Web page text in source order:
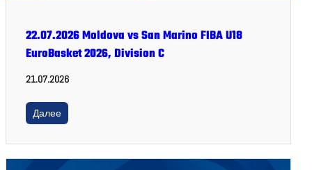
22.07.2026 Moldova vs San Marino FIBA U18
EuroBasket 2026, Division C
21.07.2026
Далее